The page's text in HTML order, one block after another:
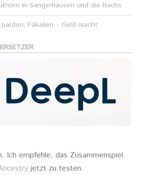
in Sangerhausen und die Bachs
Fäkalien – Geld macht
Ich empfehle, das Zusammenspiel
jetzt zu testen.